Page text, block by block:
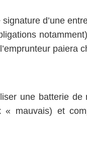
d’une
paiera
une batterie de
mauvais) et